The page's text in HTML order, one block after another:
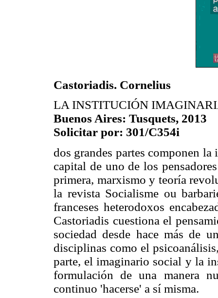
Castoriadis. Cornelius
LA INSTITUCIÓN
Buenos Aires: Tusquets, 2013
Solicitar por: 301/C354i
dos grandes partes componen
capital de uno de los
primera, marxismo y teoría
la revista Socialisme ou
franceses heterodoxos
Castoriadis cuestiona el
sociedad desde hace más de
disciplinas como el
parte, el imaginario social y la
formulación de una manera
continuo 'hacerse' a sí misma.